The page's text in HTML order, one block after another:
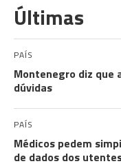
Últimas
PAÍS
Montenegro diz que
dúvidas
PAÍS
Médicos pedem
de dados dos